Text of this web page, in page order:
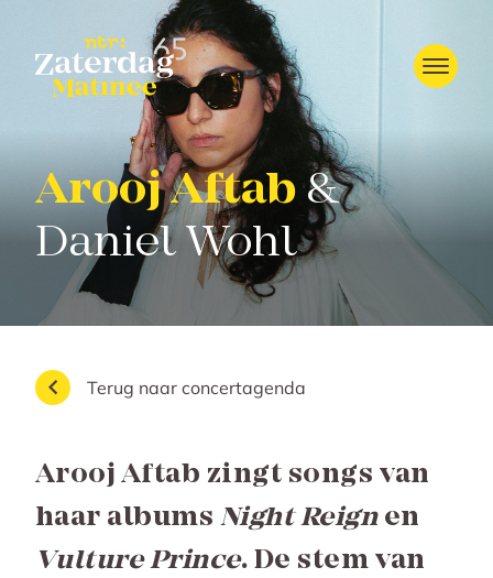
Arooj Aftab&
Daniel Wohl
Terug naar concertagenda
Arooj Aftab zingt songs van
haar albums Night Reignen
Vulture Prince. De stem van